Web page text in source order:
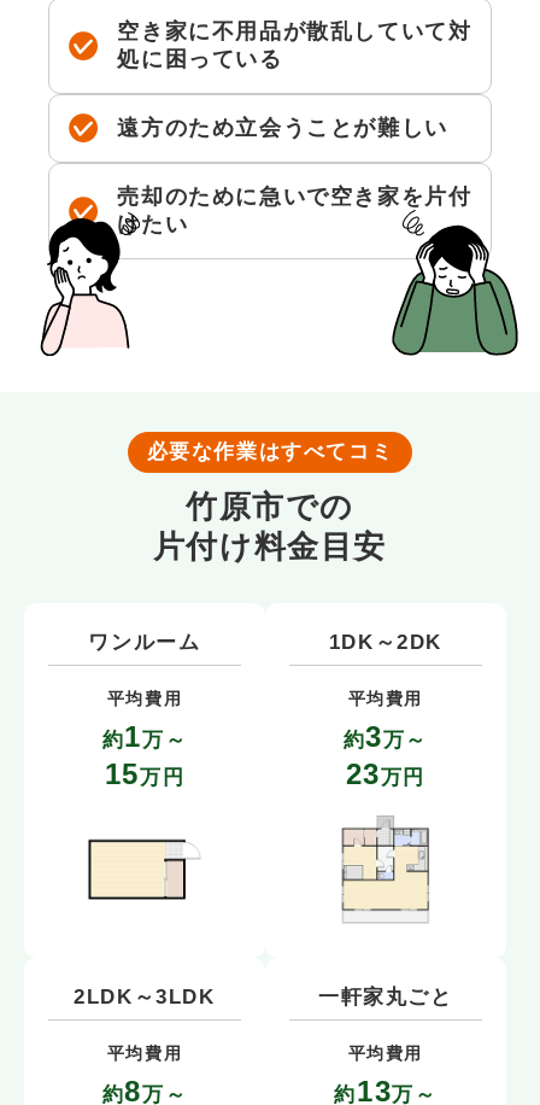
空き家に不用品が散乱していて対
処に困っている
遠方のため立会うことが難しい
売却のために急いで空き家を片付
けたい
必要な作業はすべてコミ
竹原市での
片付け料金目安
ワンルーム
平均費用
約1万～
15万円
1DK～2DK
平均費用
約3万～
23万円
2LDK～3LDK
平均費用
約8万～
一軒家丸ごと
平均費用
約13万～